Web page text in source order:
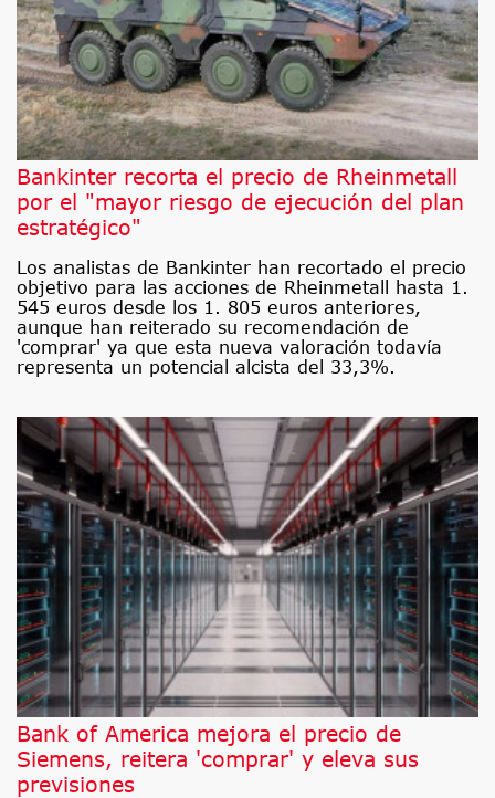
Bankinter recorta el precio de Rheinmetall
por el "mayor riesgo de ejecución del plan
estratégico"
Los analistas de Bankinter han recortado el precio
objetivo para las acciones de Rheinmetall hasta 1.
545 euros desde los 1. 805 euros anteriores,
aunque han reiterado su recomendación de
'comprar' ya que esta nueva valoración todavía
representa un potencial alcista del 33,3%.
Bank of America mejora el precio de
Siemens, reitera 'comprar' y eleva sus
previsiones